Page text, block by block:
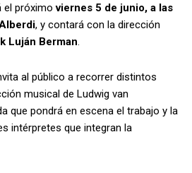
el próximoviernes 5 de junio, a las
, y contará con la dirección
Luján Berman.
al público a recorrer distintos
musical de Ludwig van
que pondrá en escena el trabajo y la
intérpretes que integran la